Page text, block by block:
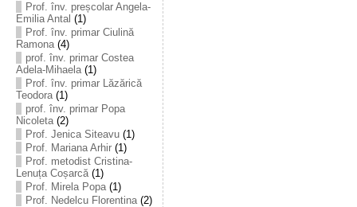
Prof. înv. preșcolar Angela-
Emilia Antal (1)
Prof. înv. primar Ciulină
Ramona(4)
prof. înv. primar Costea
Adela-Mihaela(1)
Prof. înv. primar Lăzărică
Teodora(1)
prof. înv. primar Popa
Nicoleta(2)
Prof. Jenica Siteavu(1)
Prof. Mariana Arhir(1)
Prof. metodist Cristina-
Lenuța Coșarcă(1)
Prof. Mirela Popa(1)
Prof. Nedelcu Florentina(2)